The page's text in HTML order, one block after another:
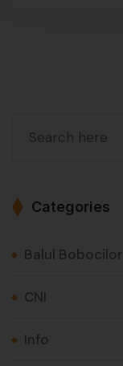
Categories
Balul Bobocilor
CNI
Info